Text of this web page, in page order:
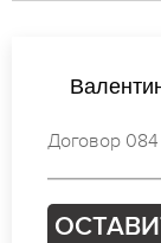
Ксения
Договор 718